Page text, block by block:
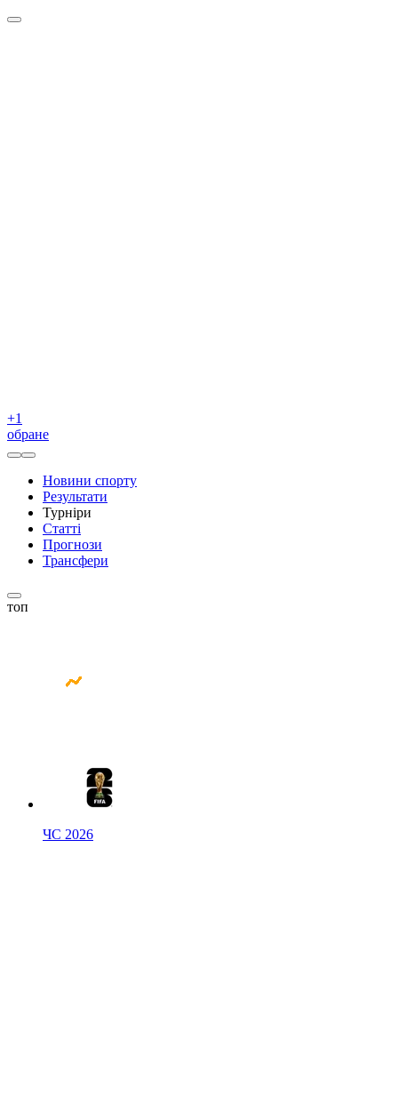
+1
обране
Новини спорту
Результати
Турніри
Статті
Прогнози
Трансфери
топ
ЧС 2026